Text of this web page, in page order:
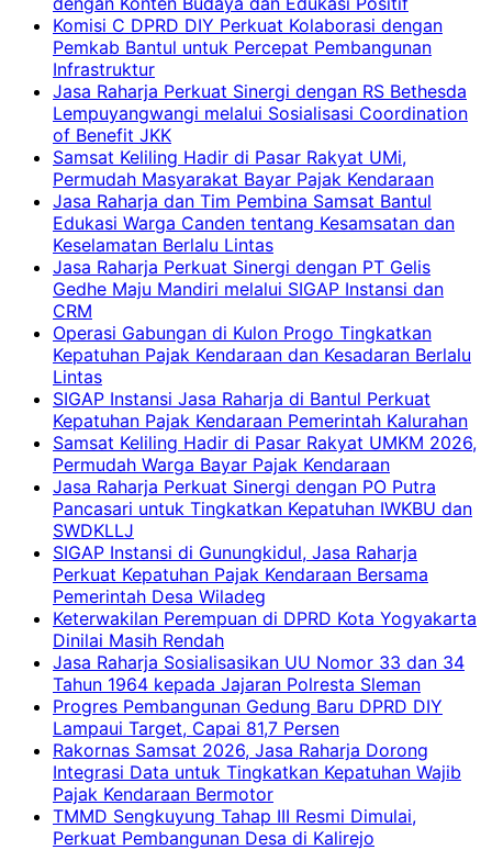
Komisi C DPRD DIY Perkuat Kolaborasi dengan
Pemkab Bantul untuk Percepat Pembangunan
Infrastruktur
Jasa Raharja Perkuat Sinergi dengan RS Bethesda
Lempuyangwangi melalui Sosialisasi Coordination
of Benefit JKK
Samsat Keliling Hadir di Pasar Rakyat UMi,
Permudah Masyarakat Bayar Pajak Kendaraan
Jasa Raharja dan Tim Pembina Samsat Bantul
Edukasi Warga Canden tentang Kesamsatan dan
Keselamatan Berlalu Lintas
Jasa Raharja Perkuat Sinergi dengan PT Gelis
Gedhe Maju Mandiri melalui SIGAP Instansi dan
CRM
Operasi Gabungan di Kulon Progo Tingkatkan
Kepatuhan Pajak Kendaraan dan Kesadaran Berlalu
Lintas
SIGAP Instansi Jasa Raharja di Bantul Perkuat
Kepatuhan Pajak Kendaraan Pemerintah Kalurahan
Samsat Keliling Hadir di Pasar Rakyat UMKM 2026,
Permudah Warga Bayar Pajak Kendaraan
Jasa Raharja Perkuat Sinergi dengan PO Putra
Pancasari untuk Tingkatkan Kepatuhan IWKBU dan
SWDKLLJ
SIGAP Instansi di Gunungkidul, Jasa Raharja
Perkuat Kepatuhan Pajak Kendaraan Bersama
Pemerintah Desa Wiladeg
Keterwakilan Perempuan di DPRD Kota Yogyakarta
Dinilai Masih Rendah
Jasa Raharja Sosialisasikan UU Nomor 33 dan 34
Tahun 1964 kepada Jajaran Polresta Sleman
Progres Pembangunan Gedung Baru DPRD DIY
Lampaui Target, Capai 81,7 Persen
Rakornas Samsat 2026, Jasa Raharja Dorong
Integrasi Data untuk Tingkatkan Kepatuhan Wajib
Pajak Kendaraan Bermotor
TMMD Sengkuyung Tahap III Resmi Dimulai,
Perkuat Pembangunan Desa di Kalirejo